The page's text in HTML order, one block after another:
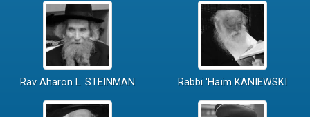
Rav Aharon L. STEINMAN Rabbi 'Haïm KANIEWSKI